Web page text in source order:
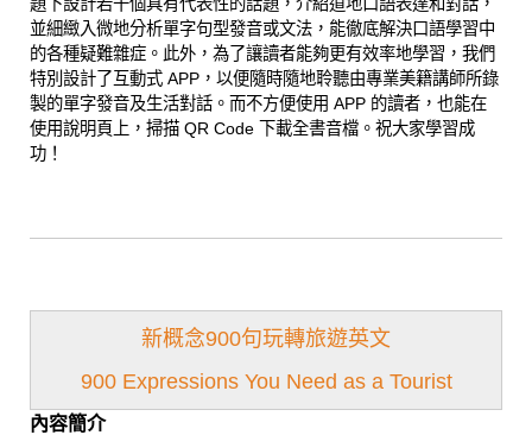
並細緻入微地分析單字句型發音或文法，能徹底解決口語學習中
的各種疑難雜症。此外，為了讓讀者能夠更有效率地學習，我們
特別設計了互動式 APP，以便隨時隨地聆聽由專業美籍講師所錄
製的單字發音及生活對話。而不方便使用 APP 的讀者，也能在
使用說明頁上，掃描 QR Code 下載全書音檔。祝大家學習成
功！
新概念900句玩轉旅遊英文
900 Expressions You Need as a Tourist
內容簡介